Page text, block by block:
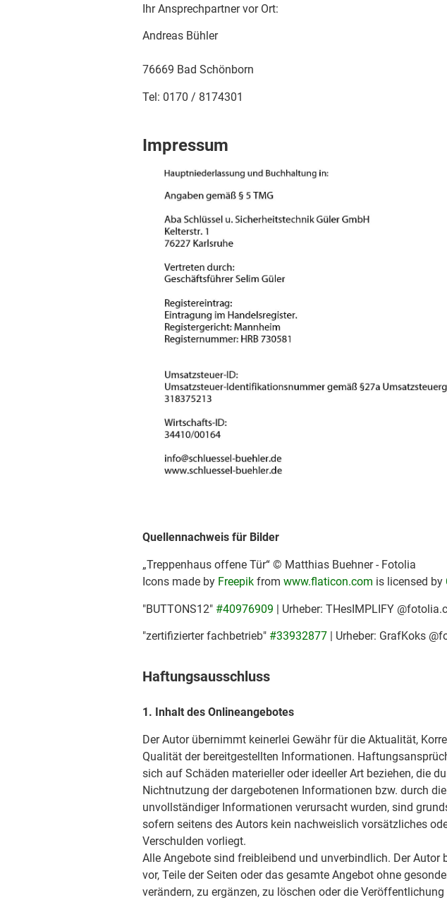
Ihr Ansprechpartner vor Ort:
Andreas Bühler
76669 Bad Schönborn
Tel: 0170 / 8174301
Impressum
Quellennachweis für Bilder
„Treppenhaus offene Tür“ © Matthias Buehner - Fotolia
Icons made by Freepik from www.flaticon.com is licensed by
"BUTTONS12" #40976909 | Urheber: THesIMPLIFY
"zertifizierter fachbetrieb" #33932877 | Urheber: GrafKoks
Haftungsausschluss
1. Inhalt des Onlineangebotes
Der Autor übernimmt keinerlei Gewähr für die Aktualität,
Qualität der bereitgestellten Informationen.
sich auf Schäden materieller oder ideeller Art beziehen, die
Nichtnutzung der dargebotenen Informationen bzw. durch
unvollständiger Informationen verursacht wurden, sind
sofern seitens des Autors kein nachweislich vorsätzliches
Verschulden vorliegt.
Alle Angebote sind freibleibend und unverbindlich. Der Autor
vor, Teile der Seiten oder das gesamte Angebot ohne
verändern, zu ergänzen, zu löschen oder die